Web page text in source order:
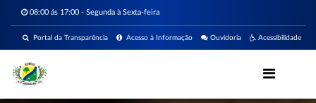
08:00 ás 17:00 - Segunda à Sexta-feira
Acessibilidade
Ouvidoria
Acesso à Informação
Portal da Transparência